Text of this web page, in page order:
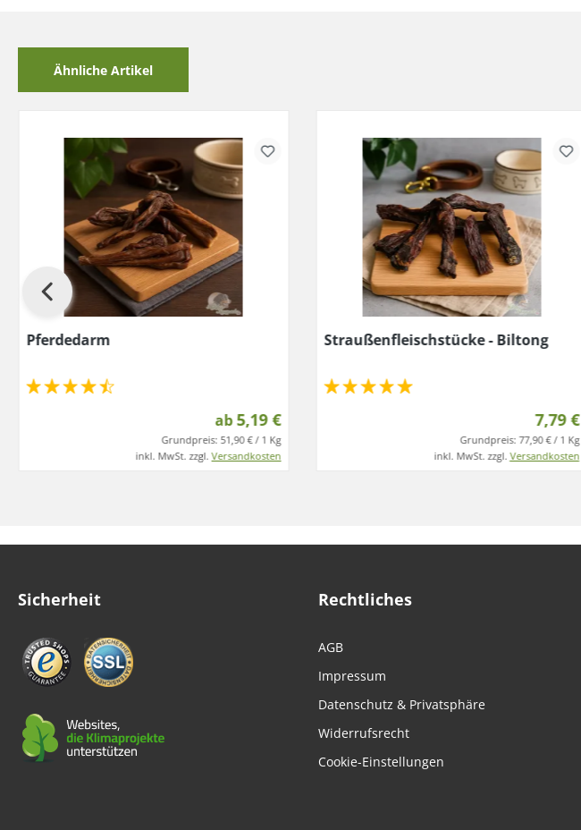
Ähnliche Artikel
Pferdedarm
ab5,19 €
Grundpreis: 51,90 € / 1 Kg
inkl. MwSt. zzgl.Versandkosten
Straußenfleischstücke - Biltong
7,79 €
Grundpreis:77,90 € / 1 Kg
inkl. MwSt. zzgl.Versandkosten
Sicherheit Rechtliches
AGB
Impressum
Datenschutz & Privatsphäre
Widerrufsrecht
Cookie-Einstellungen